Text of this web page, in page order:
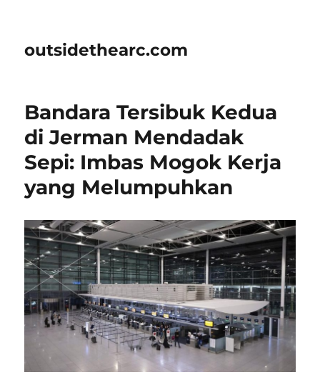
outsidethearc.com
Bandara Tersibuk Kedua
di Jerman Mendadak
Sepi: Imbas Mogok Kerja
yang Melumpuhkan